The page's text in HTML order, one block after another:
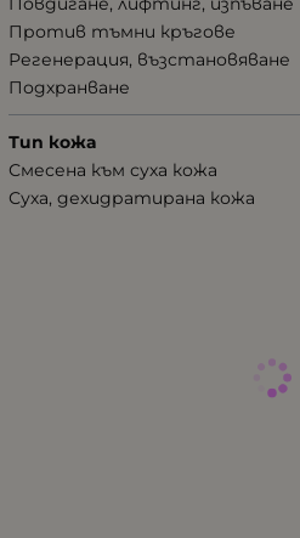
Против тъмни кръгове
Регенерация, възстановяване
Подхранване
Тип кожа
Смесена към суха кожа
Суха, дехидратирана кожа